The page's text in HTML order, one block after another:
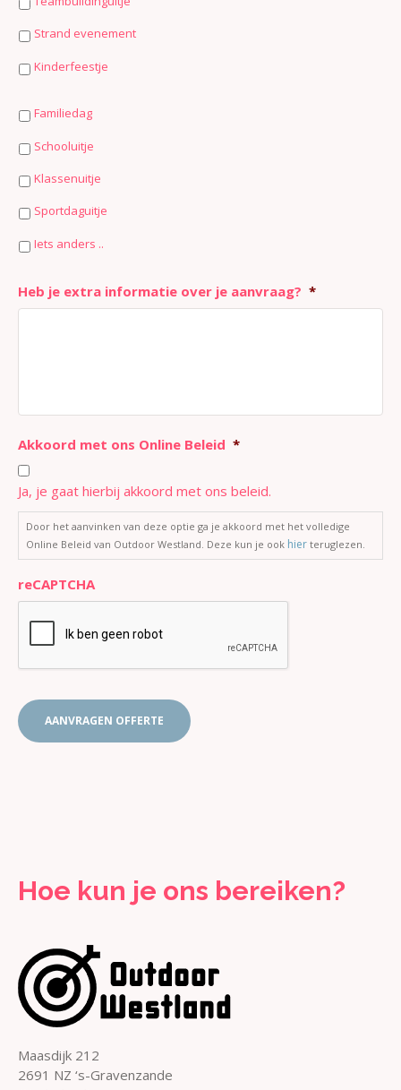
Strand evenement
Kinderfeestje
Familiedag
Schooluitje
Klassenuitje
Sportdaguitje
Iets anders ..
Heb je extra informatie over je aanvraag? *
Akkoord met ons Online Beleid *
Ja, je gaat hierbij akkoord met ons beleid.
Door het aanvinken van deze optie ga je akkoord met het volledige
Online Beleid van Outdoor Westland. Deze kun je ook hierteruglezen.
reCAPTCHA
AANVRAGEN OFFERTE
Hoe kun je ons bereiken?
Maasdijk 212
2691 NZ ‘s-Gravenzande